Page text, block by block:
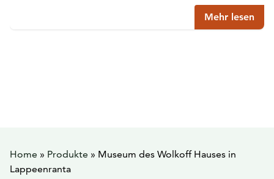
Mehr lesen
Home » Produkte » Museum des Wolkoff Hauses in
Lappeenranta